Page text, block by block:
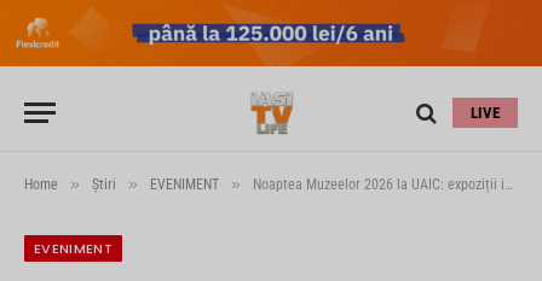
LIVE
Home » Știri » EVENIMENT » Noaptea Muzeelor 2026 la UAIC: expoziții interactive, patrimoniu academic și experiențe multimedia
EVENIMENT